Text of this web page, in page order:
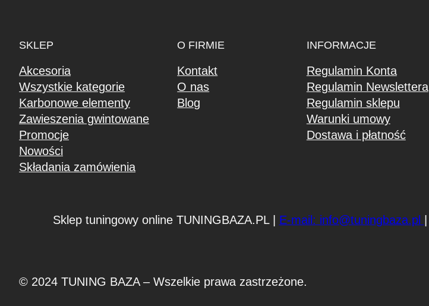
SKLEP
Akcesoria
Wszystkie kategorie
Karbonowe elementy
Zawieszenia gwintowane
Promocje
Nowości
Składania zamówienia
O FIRMIE
Kontakt
O nas
Blog
INFORMACJE
Regulamin Konta
Regulamin Newslettera
Regulamin sklepu
Warunki umowy
Dostawa i płatność
Sklep tuningowy online TUNINGBAZA.PL | E-mail: info@tuningbaza.pl
© 2024 TUNING BAZA – Wszelkie prawa zastrzeżone.